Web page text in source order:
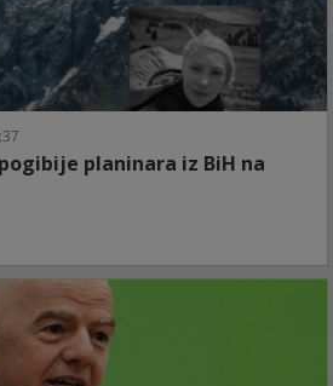
planinara iz BiH na